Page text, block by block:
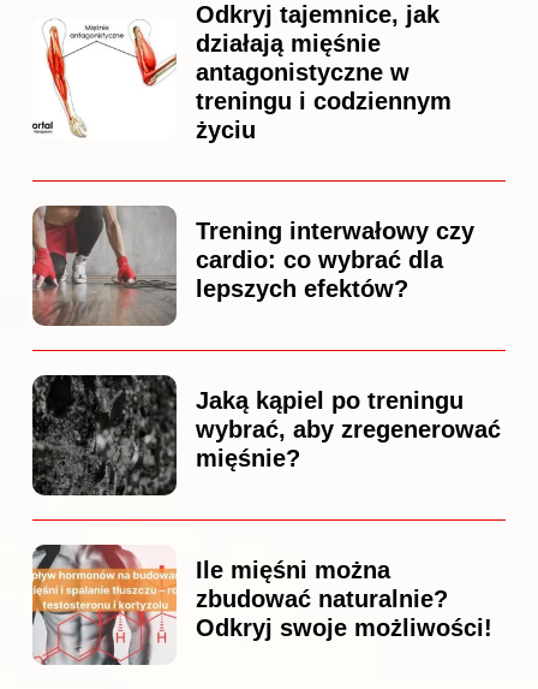
Odkryj tajemnice, jak
działają mięśnie
antagonistyczne w
treningu i codziennym
życiu
Trening interwałowy czy
cardio: co wybrać dla
lepszych efektów?
Jaką kąpiel po treningu
wybrać, aby zregenerować
mięśnie?
Ile mięśni można
zbudować naturalnie?
Odkryj swoje możliwości!